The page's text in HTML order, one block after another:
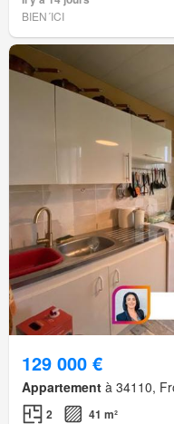
BIEN´ICI
129 000 €
Appartement à 34110,
2 41 m²